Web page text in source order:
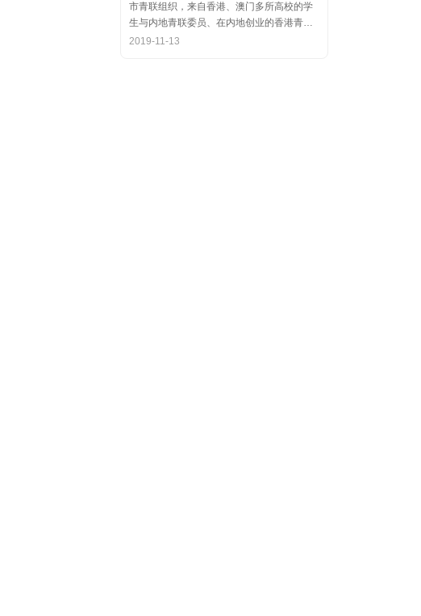
市青联组织，来自香港、澳门多所高校的学
生与内地青联委员、在内地创业的香港青年
代表，围绕“融入国家大发展，拥抱创业新天
2019-11-13